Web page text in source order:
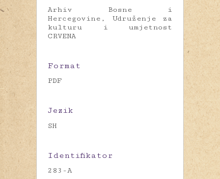
Arhiv Bosne i
Hercegovine, Udruženje za
kulturu i umjetnost
CRVENA
Format
PDF
Jezik
SH
Identifikator
283-A